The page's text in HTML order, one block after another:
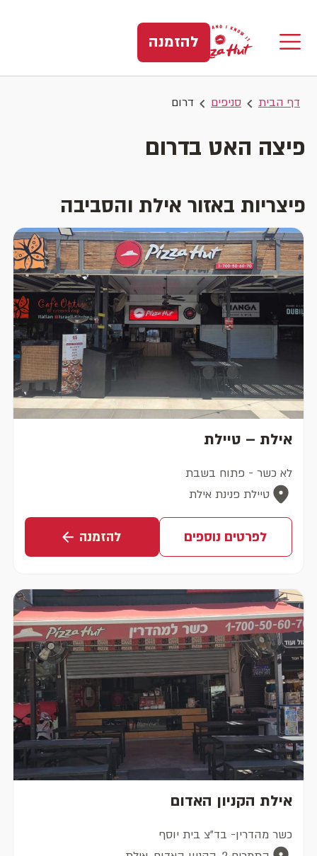
להזמנה
דף הבית סניפים דרום
פיצה האט בדרום
פיצריות באזור אילת והסביבה
אילת – טיילת
לא כשר - פתוח בשבת
טיילת פנינת אילת
לפרטים נוספים להזמנה
אילת הקניון האדום
כשר מהדרין- בד"צ בית יוסף